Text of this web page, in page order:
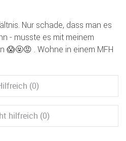
Nur schade, dass man es
- musste es mit meinem
😱🤬😡 . Wohne in einem MFH
(0)
hilfreich (0)